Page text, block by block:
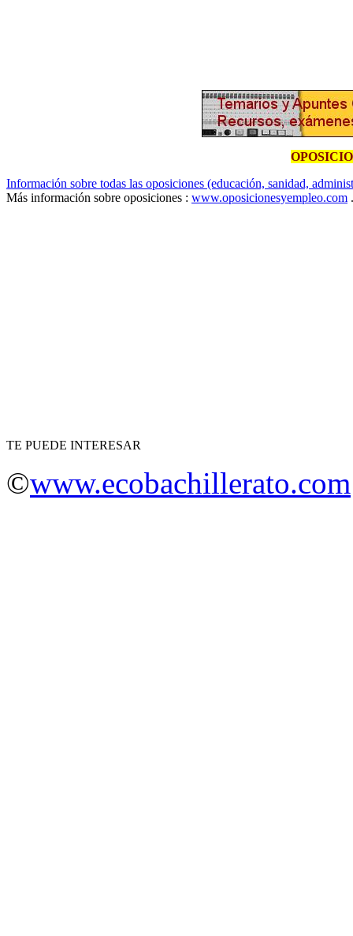
Información sobre todas las oposiciones (educación, sanidad,
Más información sobre oposiciones : www.oposicionesyempleo.com
TE PUEDE INTERESAR
©www.ecobachillerato.com